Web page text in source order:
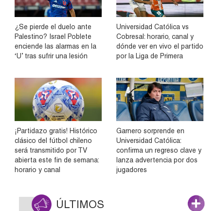
¿Se pierde el duelo ante
Palestino? Israel Poblete
enciende las alarmas en la
‘U’ tras sufrir una lesión
Universidad Católica vs
Cobresal: horario, canal y
dónde ver en vivo el partido
por la Liga de Primera
¡Partidazo gratis! Histórico
clásico del fútbol chileno
será transmitido por TV
abierta este fin de semana:
horario y canal
Garnero sorprende en
Universidad Católica:
confirma un regreso clave y
lanza advertencia por dos
jugadores
ÚLTIMOS